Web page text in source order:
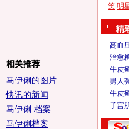
相关推荐
马伊俐的图片
快讯的新闻
马伊俐 档案
马伊俐档案
笑 明
精